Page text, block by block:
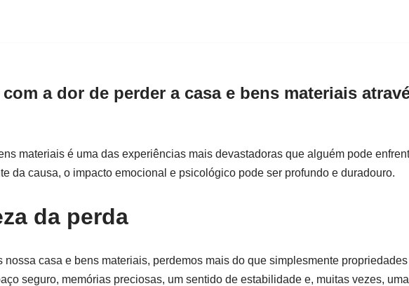
a dor de perder a casa e bens materiais
materiais é uma das experiências mais devastadoras que alguém pode
da causa, o impacto emocional e psicológico pode ser profundo e duradouro.
da perda
nossa casa e bens materiais, perdemos mais do que simplesmente
seguro, memórias preciosas, um sentido de estabilidade e, muitas vezes,